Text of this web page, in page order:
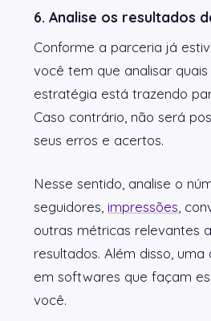
6. Analise os resultados
Conforme a parceria já
você tem que analisar
estratégia está trazendo
Caso contrário, não será
seus erros e acertos.
Nesse sentido, analise o
seguidores, impressões ,
outras métricas relevantes
resultados. Além disso,
em softwares que façam
você.